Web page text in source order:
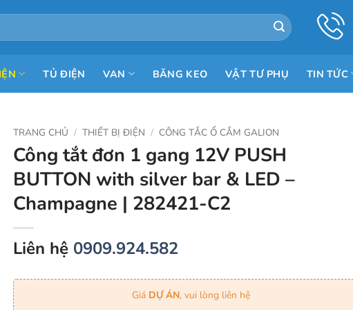
TỦ ĐIỆN VAN BĂNG KEO VẬT TƯ PHỤ TIN TỨC
TRANG CHỦ / THIẾT BỊ ĐIỆN / CÔNG TẮC Ổ CẮM GALION
Công tắt đơn 1 gang 12V PUSH
BUTTON with silver bar & LED –
Champagne | 282421-C2
Liên hệ 0909.924.582
Giá DỰ ÁN, vui lòng liên hệ